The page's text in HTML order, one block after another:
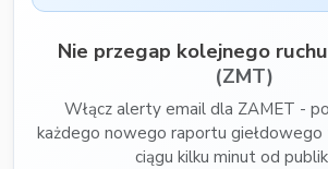
Nie przegap kolejnego
(ZMT)
Włącz alerty email dla ZAMET -
każdego nowego raportu
ciągu kilku minut od